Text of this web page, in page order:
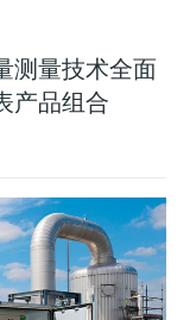
测量技术全面
产品组合